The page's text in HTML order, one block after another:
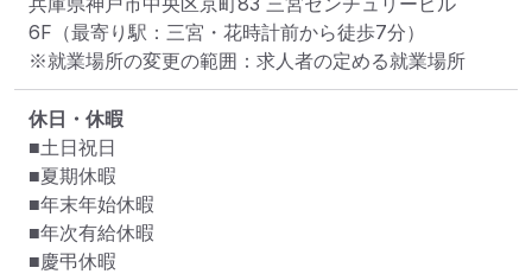
6F （最寄り駅：三宮・花時計前から徒歩7分）
※就業場所の変更の範囲：求人者の定める就業場所
休日・休暇
■土日祝日
■夏期休暇
■年末年始休暇
■年次有給休暇
■慶弔休暇